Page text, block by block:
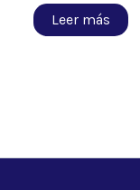
Leer más